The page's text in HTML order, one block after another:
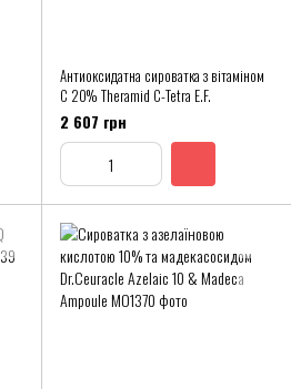
Антиоксидатна сироватка з вітаміном
С 20% Theramid C-Tetra E.F.
2 607 грн